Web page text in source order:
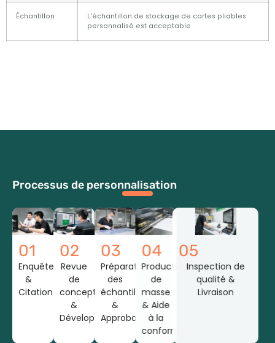
Échantillon
L'échantillon de stockage de cartes pliables
personnalisé est acceptable
Processus de personnalisation
01
Enquête
&
Citation
02
Revue
de
conception
&
Développement
03
Préparation
des
échantillons
&
Approbation
04
Production
de
masse
& Aide
à la
conformité
05
Inspection de
qualité &
Livraison